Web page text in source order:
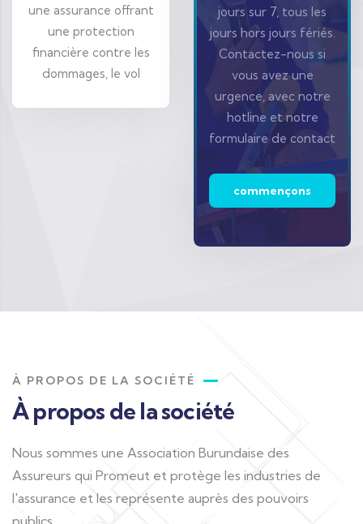
une assurance offrant
une protection
financière contre les
dommages, le vol
jours sur 7, tous les
jours hors jours fériés.
Contactez-nous si
vous avez une
urgence, avec notre
hotline et notre
formulaire de contact
commençons
À PROPOS DE LA SOCIÉTÉ
À propos de la société
Nous sommes une Association Burundaise des
Assureurs qui Promeut et protège les industries de
l'assurance et les représente auprès des pouvoirs